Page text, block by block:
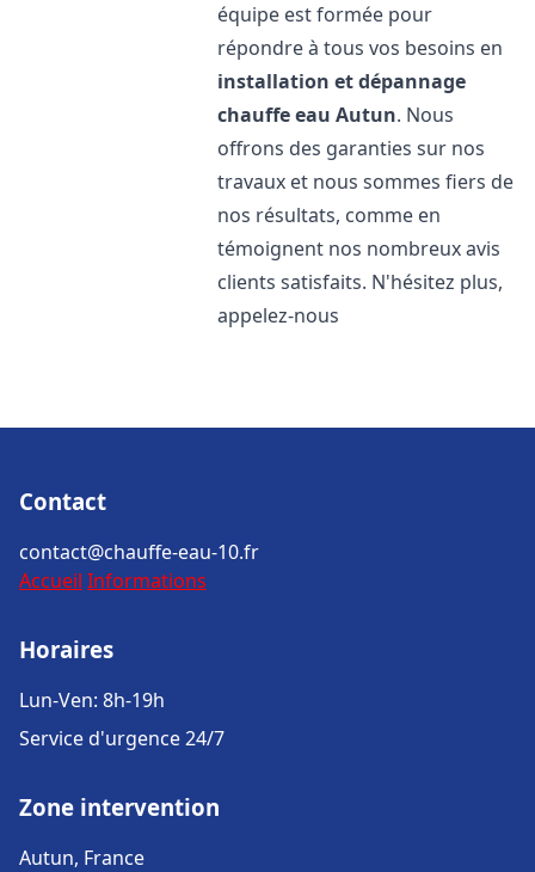
équipe est formée pour
répondre à tous vos besoins en
installation et dépannage
chauffe eau Autun. Nous
offrons des garanties sur nos
travaux et nous sommes fiers de
nos résultats, comme en
témoignent nos nombreux avis
clients satisfaits. N'hésitez plus,
appelez-nous
Contact
contact@chauffe-eau-10.fr
Accueil Informations
Horaires
Lun-Ven: 8h-19h
Service d'urgence 24/7
Zone intervention
Autun, France